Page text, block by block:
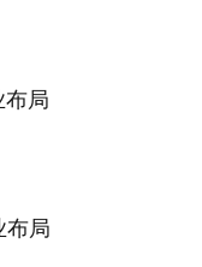
局
布局